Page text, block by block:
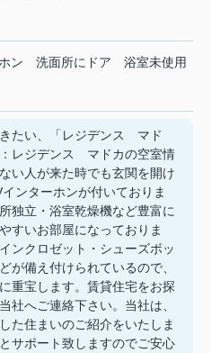
ン 洗面所にドア 浴室未使用
たい、「レジデンス マド
レジデンス マドカの空室情
い人が来た時でも玄関を開け
ンターホンが付いておりま
独立・浴室乾燥機など豊富に
すいお部屋になっておりま
ンクロゼット・シューズボッ
が備え付けられているので、
重宝します。賃貸住宅をお探
社へご連絡下さい。当社は、
た住まいのご紹介をいたしま
サポート致しますのでご安心